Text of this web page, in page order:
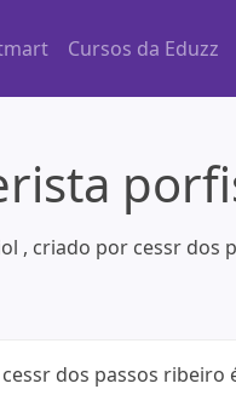
Cursos da Eduzz
, criado por cessr
dos passos ribeiro